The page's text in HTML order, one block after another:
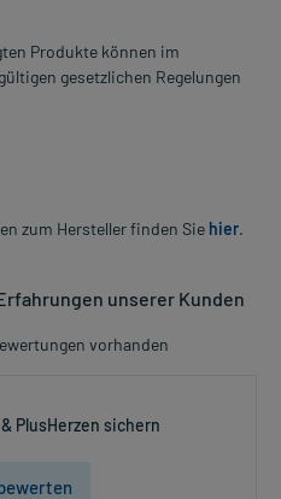
Produkte können im
gesetzlichen Regelungen
zum Hersteller finden Sie hier.
unserer Kunden
vorhanden
PlusHerzen sichern